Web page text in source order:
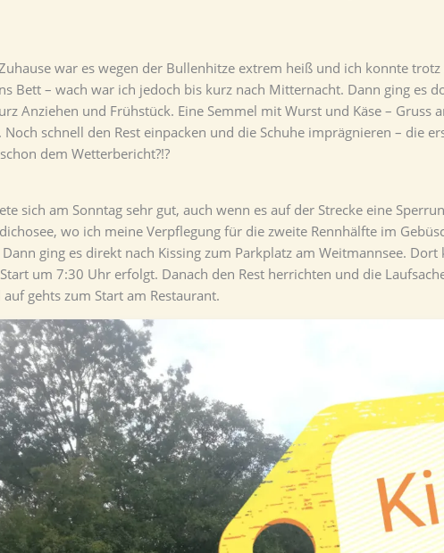
war es wegen der Bullenhitze extrem heiß und ich konnte
Bett – wach war ich jedoch bis kurz nach Mitternacht. Dann ging es
Anziehen und Frühstück. Eine Semmel mit Wurst und Käse –
schnell den Rest einpacken und die Schuhe imprägnieren – die
dem Wetterbericht?!?
sich am Sonntag sehr gut, auch wenn es auf der Strecke eine
wo ich meine Verpflegung für die zweite Rennhälfte im
ging es direkt nach Kissing zum Parkplatz am Weitmannsee.
um 7:30 Uhr erfolgt. Danach den Rest herrichten und die
gehts zum Start am Restaurant.